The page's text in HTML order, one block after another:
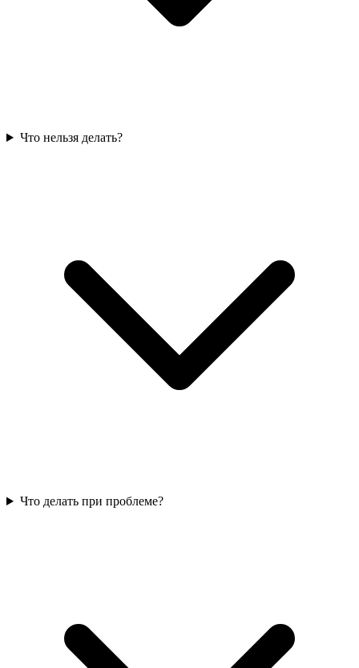
Что нельзя делать?
Что делать при проблеме?